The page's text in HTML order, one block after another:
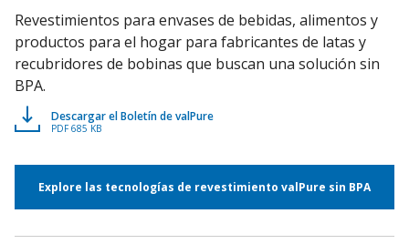
Revestimientos para envases de bebidas, alimentos y
productos para el hogar para fabricantes de latas y
recubridores de bobinas que buscan una solución sin
BPA.
Descargar el Boletín de valPure
PDF 685 KB
Explore las tecnologías de revestimiento valPure sin BPA